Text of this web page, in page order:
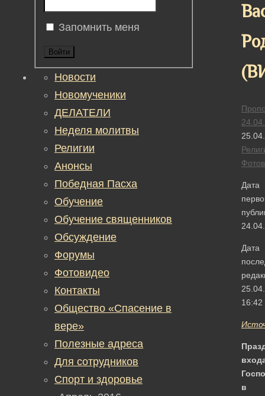
Дата
Дата
16:42
в
Запомнить меня
Войти
Новости
Новомученики
ДЕЛАТЕЛИ
Неделя молитвы
Религии
Анонсы
Победная Пасха
Обучение
Обучение священников
Обсуждение
Форумы
Фотовидео
Контакты
Общество «Спасение в
вере»
Полезные адреса
Для сотрудников
Спорт и здоровье